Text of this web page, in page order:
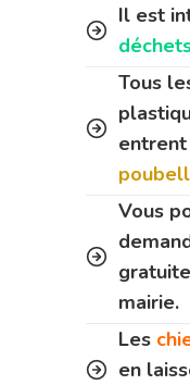
Il est
Tous
entrent
Vous
mairie.
Les
en